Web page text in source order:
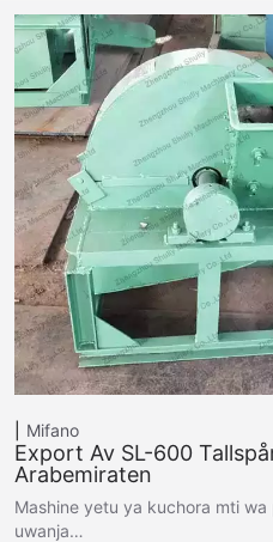
Mifano
Export Av SL-600
Arabemiraten
Mashine yetu ya kuchora mti
uwanja…